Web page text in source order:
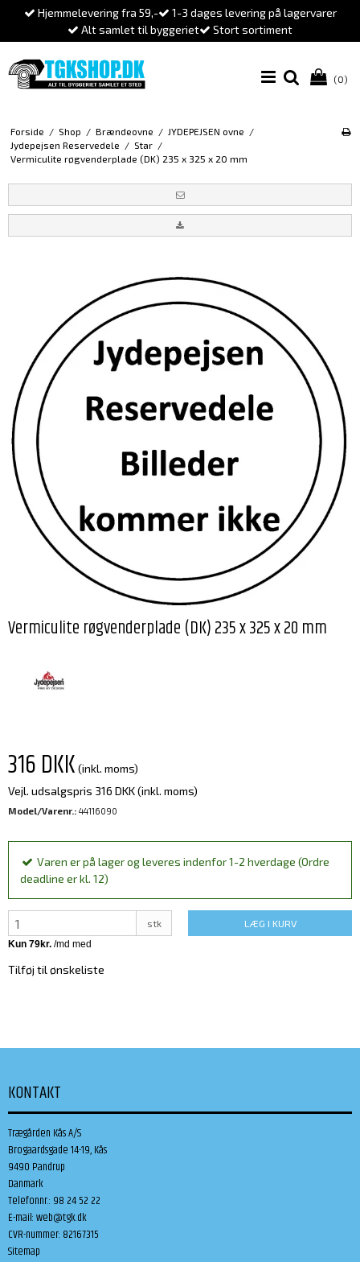
Hjemmelevering fra 59,-
1-3 dages levering på lagervarer
Alt samlet til byggeriet
Stort sortiment
(0)
Forside / Shop / Brændeovne / JYDEPEJSEN ovne /
Jydepejsen Reservedele / Star /
Vermiculite røgvenderplade (DK) 235 x 325 x 20 mm
Vermiculite røgvenderplade (DK) 235 x 325 x 20 mm
316 DKK (inkl. moms)
Vejl. udsalgspris 316 DKK(inkl. moms)
Model/Varenr.: 44116090
Varen er på lager og leveres indenfor 1-2 hverdage (Ordre
deadline er kl. 12)
stk LÆG I KURV
Tilføj til ønskeliste
KONTAKT
Trægården Kås A/S
Brogaardsgade 14-19, Kås
9490 Pandrup
Danmark
Telefonnr.: 98 24 52 22
E-mail:web@tgk.dk
CVR-nummer: 82167315
Sitemap